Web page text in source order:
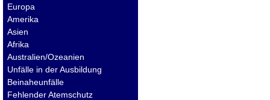
Europa
Amerika
Asien
Afrika
Australien/Ozeanien
Unfälle in der Ausbildung
Beinaheunfälle
Fehlender Atemschutz